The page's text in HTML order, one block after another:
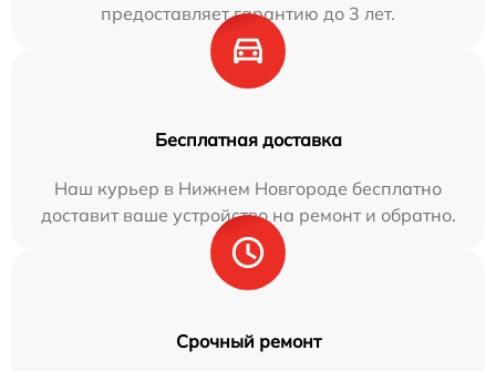
предоставляет гарантию до 3 лет.
Бесплатная доставка
Наш курьер в Нижнем Новгороде бесплатно
доставит ваше устройство на ремонт и обратно.
Срочный ремонт